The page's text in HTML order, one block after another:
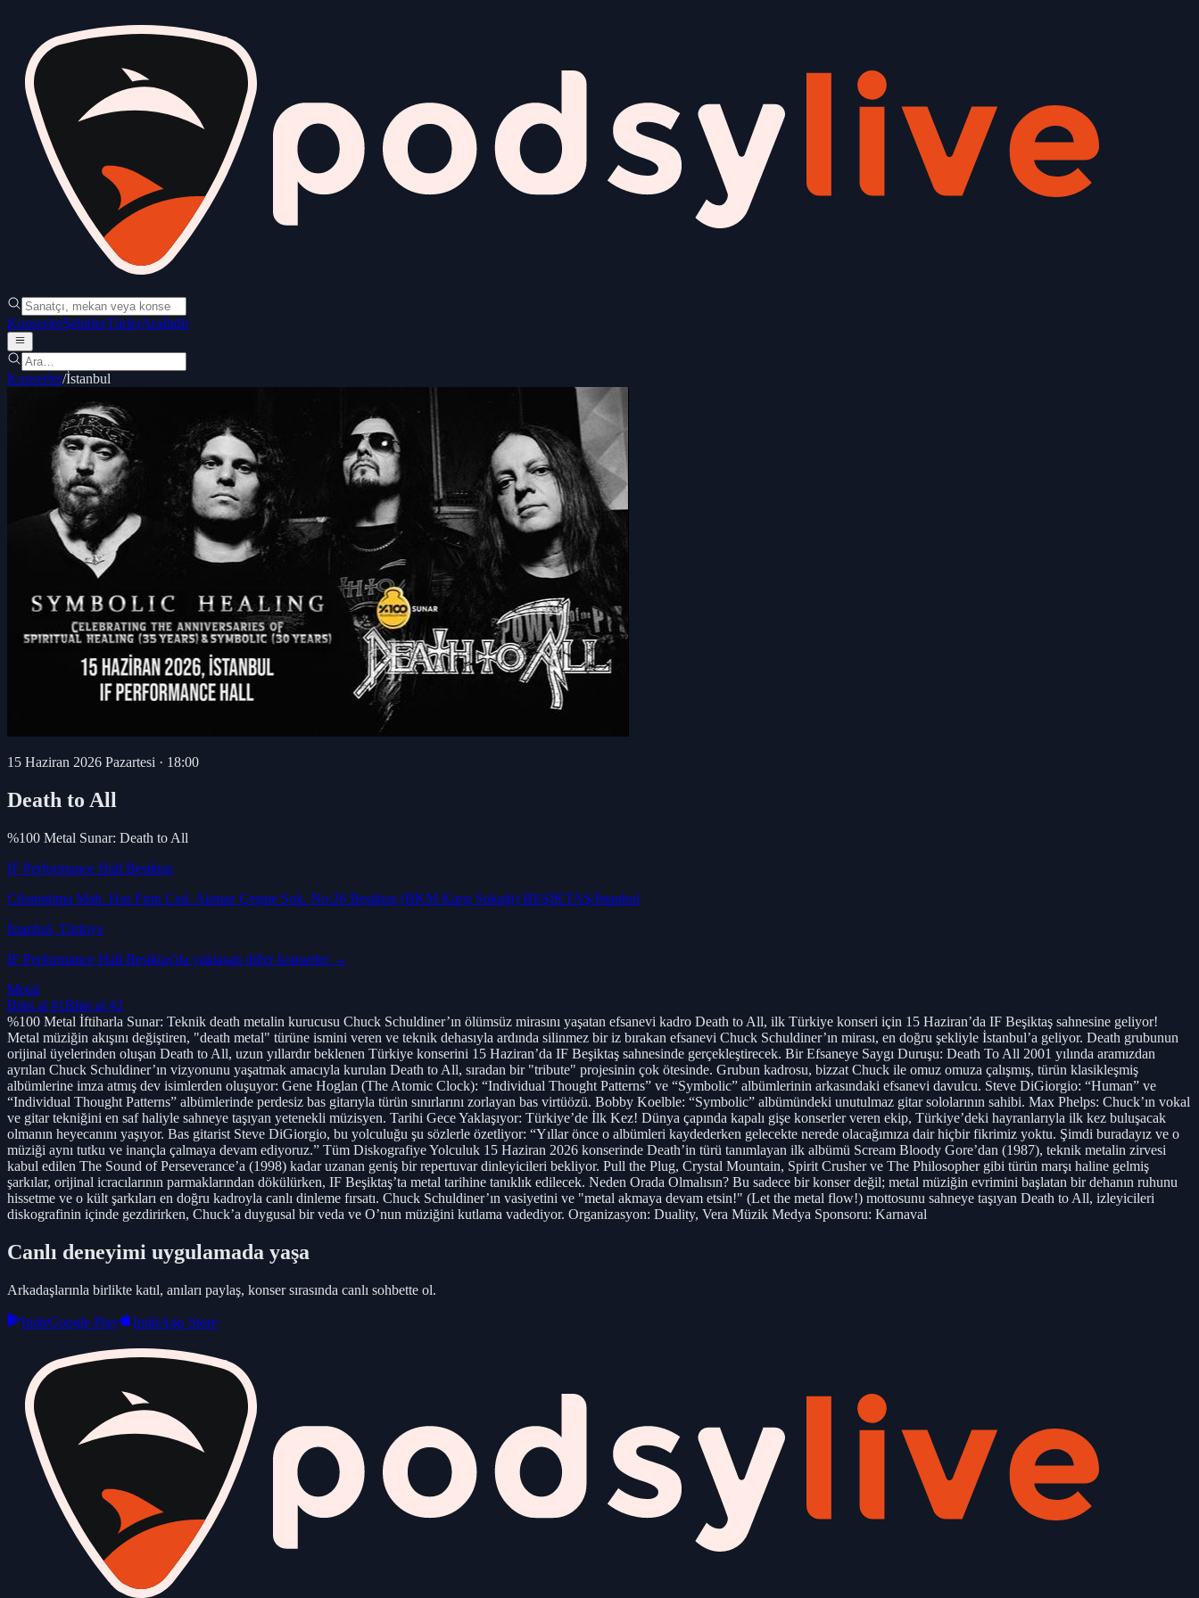
KonserlerŞehirlerTürlerAraİndir
Konserler/İstanbul
15 Haziran 2026 Pazartesi · 18:00
Death to All
%100 Metal Sunar: Death to All
IF Performance Hall Beşiktaş
Cihannüma Mah. Has Fırın Cad. Akmaz Çeşme Sok. No:26 Beşiktaş (BKM Karşı Sokağı) BEŞİKTAŞ/İstanbul
İstanbul, Türkiye
IF Performance Hall Beşiktaş'da yaklaşan diğer konserler →
Metal
Bilet al #1Bilet al #2
%100 Metal İftiharla Sunar: Teknik death metalin kurucusu Chuck Schuldiner’ın ölümsüz mirasını yaşatan efsanevi kadro Death to All, ilk Türkiye konseri için 15 Haziran’da IF Beşiktaş sahnesine geliyor!
Metal müziğin akışını değiştiren, "death metal" türüne ismini veren ve teknik dehasıyla ardında silinmez bir iz bırakan efsanevi Chuck Schuldiner’ın mirası, en doğru şekliyle İstanbul’a geliyor. Death grubunun
orijinal üyelerinden oluşan Death to All, uzun yıllardır beklenen Türkiye konserini 15 Haziran’da IF Beşiktaş sahnesinde gerçekleştirecek. Bir Efsaneye Saygı Duruşu: Death To All 2001 yılında aramızdan
ayrılan Chuck Schuldiner’ın vizyonunu yaşatmak amacıyla kurulan Death to All, sıradan bir "tribute" projesinin çok ötesinde. Grubun kadrosu, bizzat Chuck ile omuz omuza çalışmış, türün klasikleşmiş
albümlerine imza atmış dev isimlerden oluşuyor: Gene Hoglan (The Atomic Clock): “Individual Thought Patterns” ve “Symbolic” albümlerinin arkasındaki efsanevi davulcu. Steve DiGiorgio: “Human” ve
“Individual Thought Patterns” albümlerinde perdesiz bas gitarıyla türün sınırlarını zorlayan bas virtüözü. Bobby Koelble: “Symbolic” albümündeki unutulmaz gitar sololarının sahibi. Max Phelps: Chuck’ın vokal
ve gitar tekniğini en saf haliyle sahneye taşıyan yetenekli müzisyen. Tarihi Gece Yaklaşıyor: Türkiye’de İlk Kez! Dünya çapında kapalı gişe konserler veren ekip, Türkiye’deki hayranlarıyla ilk kez buluşacak
olmanın heyecanını yaşıyor. Bas gitarist Steve DiGiorgio, bu yolculuğu şu sözlerle özetliyor: “Yıllar önce o albümleri kaydederken gelecekte nerede olacağımıza dair hiçbir fikrimiz yoktu. Şimdi buradayız ve o
müziği aynı tutku ve inançla çalmaya devam ediyoruz.” Tüm Diskografiye Yolculuk 15 Haziran 2026 konserinde Death’in türü tanımlayan ilk albümü Scream Bloody Gore’dan (1987), teknik metalin zirvesi
kabul edilen The Sound of Perseverance’a (1998) kadar uzanan geniş bir repertuvar dinleyicileri bekliyor. Pull the Plug, Crystal Mountain, Spirit Crusher ve The Philosopher gibi türün marşı haline gelmiş
şarkılar, orijinal icracılarının parmaklarından dökülürken, IF Beşiktaş’ta metal tarihine tanıklık edilecek. Neden Orada Olmalısın? Bu sadece bir konser değil; metal müziğin evrimini başlatan bir dehanın ruhunu
hissetme ve o kült şarkıları en doğru kadroyla canlı dinleme fırsatı. Chuck Schuldiner’ın vasiyetini ve "metal akmaya devam etsin!" (Let the metal flow!) mottosunu sahneye taşıyan Death to All, izleyicileri
diskografinin içinde gezdirirken, Chuck’a duygusal bir veda ve O’nun müziğini kutlama vadediyor. Organizasyon: Duality, Vera Müzik Medya Sponsoru: Karnaval
Canlı deneyimi uygulamada yaşa
Arkadaşlarınla birlikte katıl, anıları paylaş, konser sırasında canlı sohbette ol.
IndirGoogle Play IndirApp Store